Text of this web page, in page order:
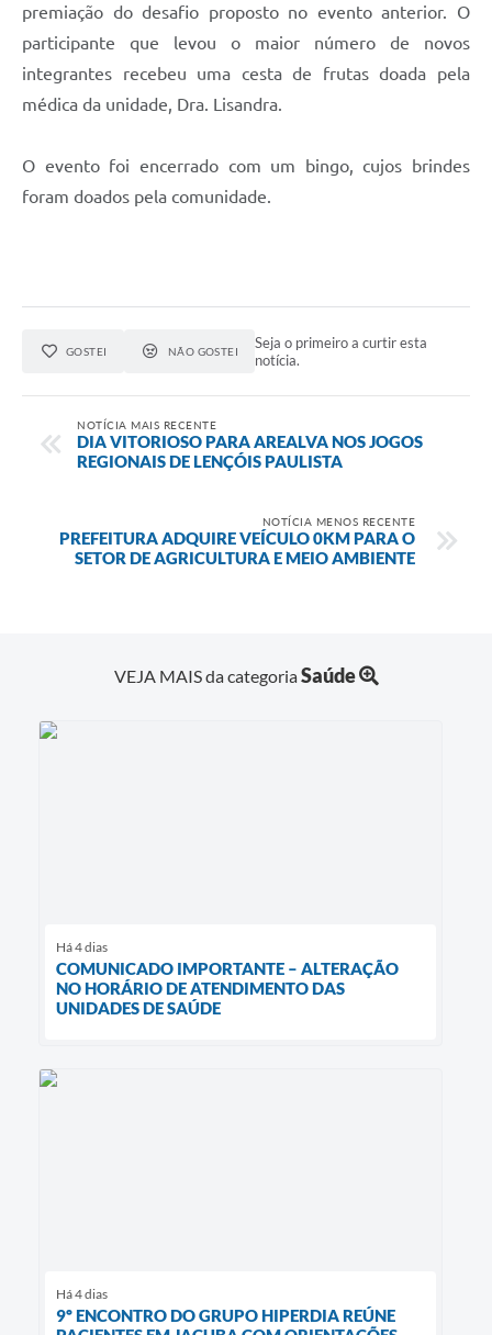
premiação do desafio proposto no evento anterior. O
participante que levou o maior número de novos
integrantes recebeu uma cesta de frutas doada pela
médica da unidade, Dra. Lisandra.
O evento foi encerrado com um bingo, cujos brindes
foram doados pela comunidade.
GOSTEI NÃO GOSTEI
Seja o primeiro a curtir esta
notícia.
NOTÍCIA MAIS RECENTE
DIA VITORIOSO PARA AREALVA NOS JOGOS
REGIONAIS DE LENÇÓIS PAULISTA
NOTÍCIA MENOS RECENTE
PREFEITURA ADQUIRE VEÍCULO 0KM PARA O
SETOR DE AGRICULTURA E MEIO AMBIENTE
VEJA MAIS da categoriaSaúde
Há 4 dias
COMUNICADO IMPORTANTE – ALTERAÇÃO
NO HORÁRIO DE ATENDIMENTO DAS
UNIDADES DE SAÚDE
Há 4 dias
9º ENCONTRO DO GRUPO HIPERDIA REÚNE